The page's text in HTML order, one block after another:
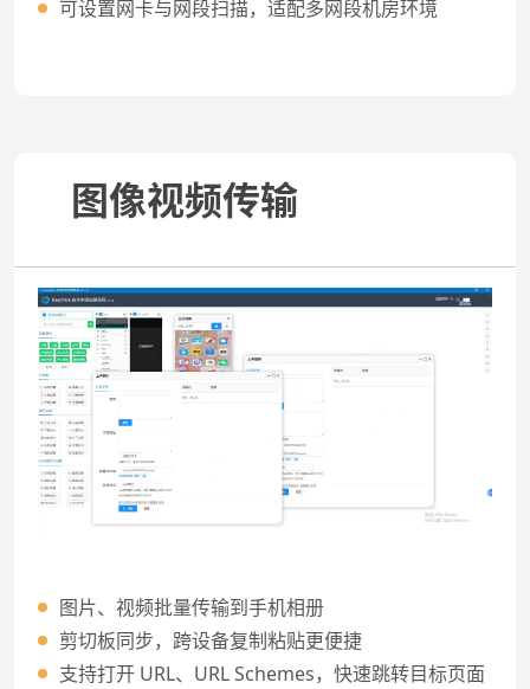
可设置网卡与网段扫描，适配多网段机房环境
图像视频传输
图片、视频批量传输到手机相册
剪切板同步，跨设备复制粘贴更便捷
支持打开 URL、URL Schemes，快速跳转目标页面